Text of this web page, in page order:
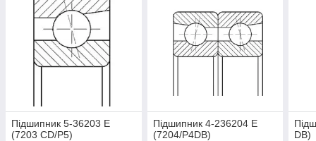
Підшипник 5-36203 Е
(7203 CD/Р5)
Підшипник 4-236204 Е
(7204/Р4DB)
DB)